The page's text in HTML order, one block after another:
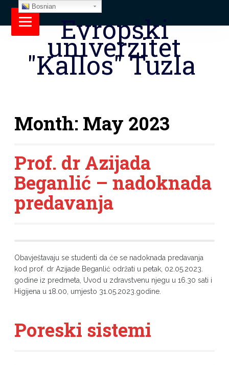
Evropski
univerzitet
"Kallos" Tuzla
Month: May 2023
Prof. dr Azijada
Beganlić – nadoknada
predavanja
Obavještavaju se studenti da će se nadoknada predavanja
kod prof. dr Azijade Beganlić održati u petak, 02.05.2023.
godine iz predmeta, Uvod u zdravstvenu njegu u 16.30 sati i
Higijena u 18.00, umjesto 31.05.2023.godine.
Poreski sistemi
Bosnian